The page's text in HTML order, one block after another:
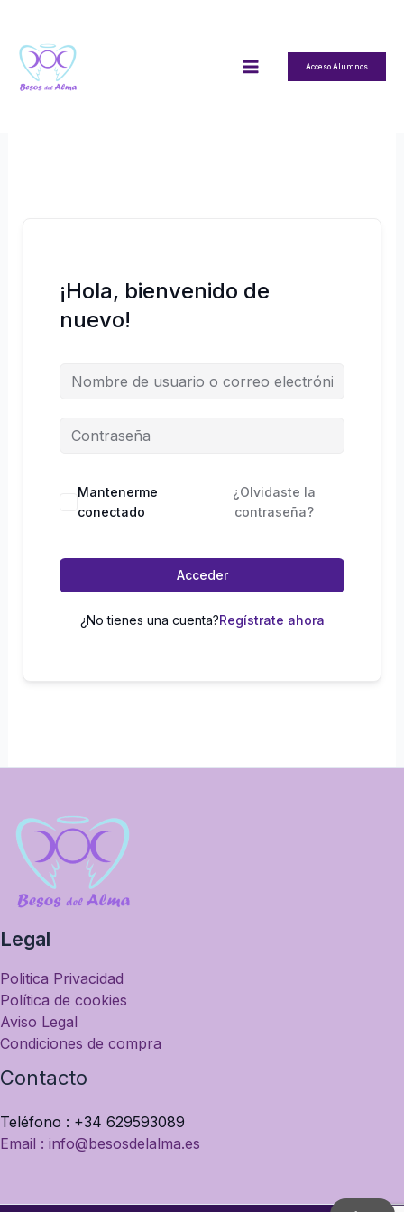
contenido
Acceso Alumnos
¡Hola, bienvenido de
nuevo!
Mantenerme
conectado
¿Olvidaste la
contraseña?
Acceder
¿No tienes una cuenta?Regístrate ahora
Legal
Politica Privacidad
Política de cookies
Aviso Legal
Condiciones de compra
Contacto
Teléfono : +34 629593089
Email : info@besosdelalma.es